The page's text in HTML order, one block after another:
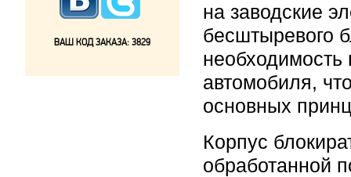
на заводские
бесштыревого
необходимость
автомобиля,
основных
Корпус
обработанной
ВАШ КОД ЗАКАЗА: 3829